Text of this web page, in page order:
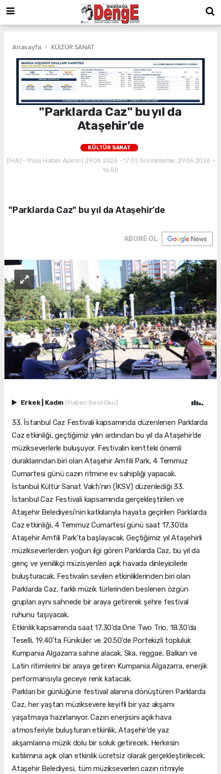
Anasayfa KÜLTÜR SANAT
"Parklarda Caz" bu yıl da
Ataşehir’de
KÜLTÜR SANAT
(İHA) - İhlas Haber Ajansı | 29.06.2026 - 17:01, Güncelleme: 29.06.2026 -
16:50
"Parklarda Caz" bu yıl da Ataşehir’de
ABONE OL
Erkek Kadın (Haberi Sesli Oku)
33. İstanbul Caz Festivali kapsamında düzenlenen Parklarda
Caz etkinliği, geçtiğimiz yılın ardından bu yıl da Ataşehir’de
müzikseverlerle buluşuyor. Festivalin kentteki önemli
duraklarından biri olan Ataşehir Amfili Park, 4 Temmuz
Cumartesi günü cazın ritmine ev sahipliği yapacak.
İstanbul Kültür Sanat Vakfı’nın (İKSV) düzenlediği 33.
İstanbul Caz Festivali kapsamında gerçekleştirilen ve
Ataşehir Belediyesi’nin katkılarıyla hayata geçirilen Parklarda
Caz etkinliği, 4 Temmuz Cumartesi günü saat 17.30’da
Ataşehir Amfili Park’ta başlayacak. Geçtiğimiz yıl Ataşehirli
müzikseverlerden yoğun ilgi gören Parklarda Caz, bu yıl da
genç ve yenilikçi müzisyenleri açık havada dinleyicilerle
buluşturacak. Festivalin sevilen etkinliklerinden biri olan
Parklarda Caz, farklı müzik türlerinden beslenen özgün
grupları aynı sahnede bir araya getirerek şehre festival
ruhunu taşıyacak.
Etkinlik kapsamında saat 17.30’da One Two Trio, 18.30’da
Teselli, 19.40’ta Füniküler ve 20.50’de Portekizli topluluk
Kumpania Algazarra sahne alacak. Ska, reggae, Balkan ve
Latin ritimlerini bir araya getiren Kumpania Algazarra, enerjik
performansıyla geceye renk katacak.
Parkları bir günlüğüne festival alanına dönüştüren Parklarda
Caz, her yaştan müziksevere keyifli bir yaz akşamı
yaşatmaya hazırlanıyor. Cazın enerjisini açık hava
atmosferiyle buluşturan etkinlik, Ataşehir’de yaz
akşamlarına müzik dolu bir soluk getirecek. Herkesin
katılımına açık olan etkinlik ücretsiz olarak gerçekleştirilecek.
Ataşehir Belediyesi, tüm müzikseverleri cazın ritmiyle